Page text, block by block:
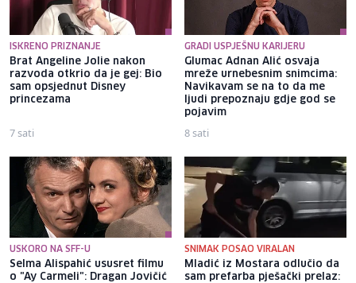
ISKRENO PRIZNANJE
Brat Angeline Jolie nakon
razvoda otkrio da je gej: Bio
sam opsjednut Disney
princezama
7 sati
GRADI USPJEŠNU KARIJERU
Glumac Adnan Alić osvaja
mreže urnebesnim snimcima:
Navikavam se na to da me
ljudi prepoznaju gdje god se
pojavim
8 sati
USKORO NA SFF-U
Selma Alispahić ususret filmu
o "Ay Carmeli": Dragan Jovičić
SNIMAK POSAO VIRALAN
Mladić iz Mostara odlučio da
sam prefarba pješački prelaz: